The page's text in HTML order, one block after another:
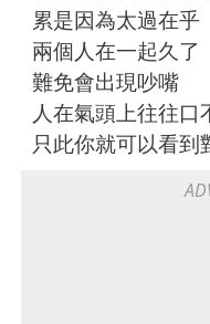
累是因為太過在乎
兩個人在一起久了
難免會出現吵嘴
人在氣頭上往往口
只此你就可以看到